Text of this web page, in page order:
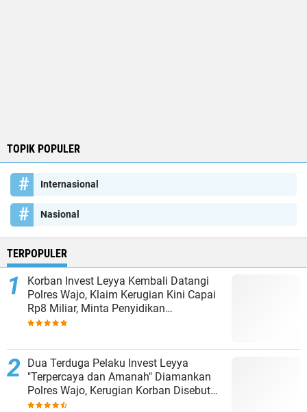
TOPIK POPULER
Internasional
Nasional
TERPOPULER
Korban Invest Leyya Kembali Datangi
Polres Wajo, Klaim Kerugian Kini Capai
Rp8 Miliar, Minta Penyidikan
Dituntaskan
Dua Terduga Pelaku Invest Leyya
"Terpercaya dan Amanah" Diamankan
Polres Wajo, Kerugian Korban Disebut
Capai Rp8 Miliar